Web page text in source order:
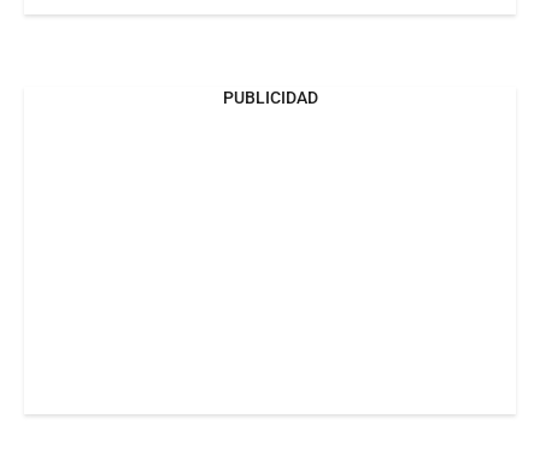
PUBLICIDAD